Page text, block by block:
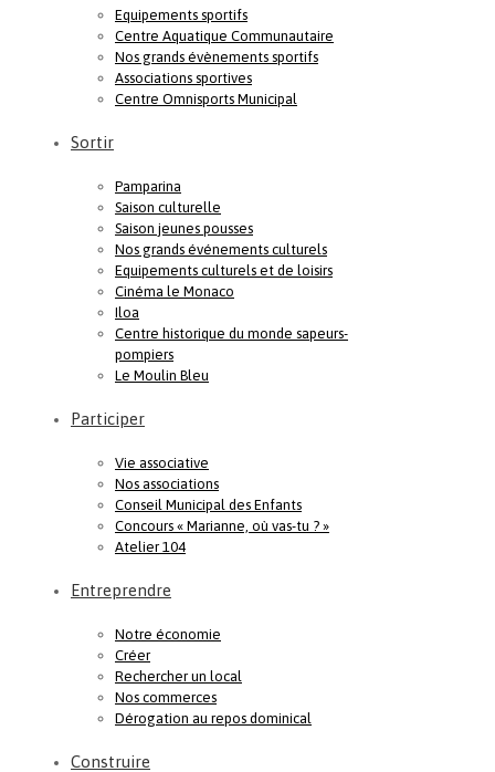
Equipements sportifs
Centre Aquatique Communautaire
Nos grands évènements sportifs
Associations sportives
Centre Omnisports Municipal
Sortir
Pamparina
Saison culturelle
Saison jeunes pousses
Nos grands événements culturels
Equipements culturels et de loisirs
Cinéma le Monaco
Iloa
Centre historique du monde sapeurs-
pompiers
Le Moulin Bleu
Participer
Vie associative
Nos associations
Conseil Municipal des Enfants
Concours « Marianne, où vas-tu ? »
Atelier 104
Entreprendre
Notre économie
Créer
Rechercher un local
Nos commerces
Dérogation au repos dominical
Construire